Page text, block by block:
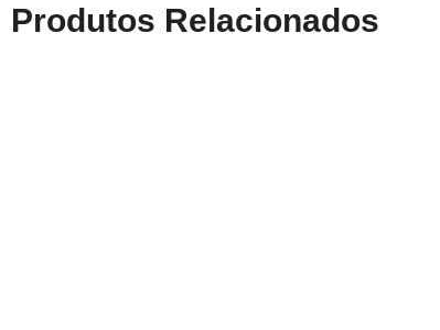
Produtos Relacionados